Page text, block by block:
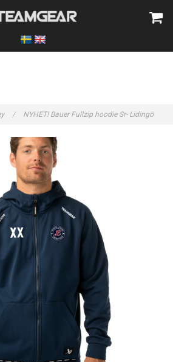
/ NYHET! Bauer Fullzip hoodie Sr- Lidingö